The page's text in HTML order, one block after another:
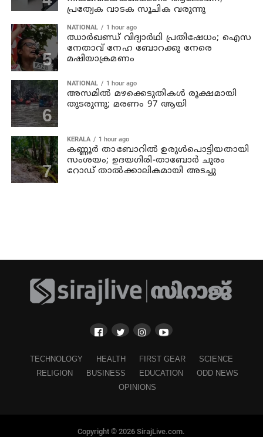
പ്രത്യേക വാടക സൂചിക വരുന്നു
NATIONAL 1 hour ago
ഝാര്‍ഖണ്ഡ് വിദ്യാര്‍ഥി പ്രതിഷേധം; ഐസ
നേതാവ് നേഹ ബോറക്കു നേരെ
മഷിയാക്രമണം
NATIONAL 1 hour ago
അസമില്‍ മഴക്കെടുതികള്‍ രൂക്ഷമായി
തുടരുന്നു; മരണം 97 ആയി
KERALA 1 hour ago
കണ്ണൂര്‍ താബോറില്‍ ഉരുള്‍പൊട്ടിയതായി
സംശയം; ഉദയഗിരി-താബോര്‍ ചുരം
റോഡ് താല്‍ക്കാലികമായി അടച്ചു
TECHNOLOGY HEALTH FIRST GEAR
SCIENCE
RELIGION
BUSINESS EDUCATION
ODD NEWS
OPINIONS
Copyright © 2026 SirajLive.com.